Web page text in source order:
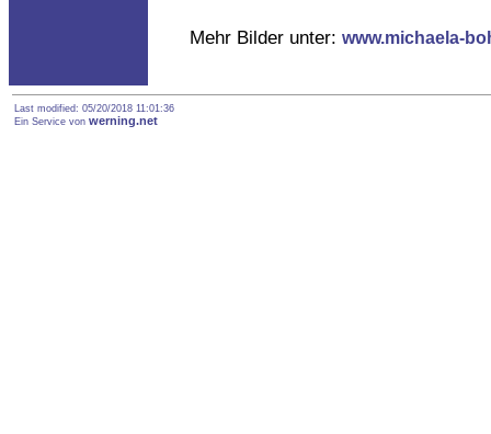
Mehr Bilder unter: www.michaela-
Last modified: 05/20/2018 11:01:36
Ein Service von werning.net